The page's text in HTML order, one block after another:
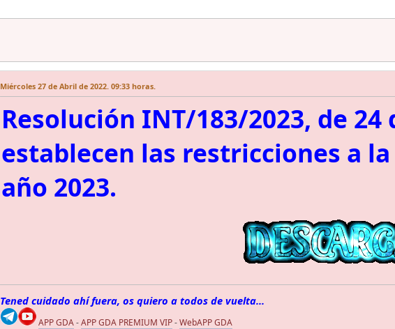
Miércoles 27 de Abril de 2022. 09:33 horas.
Resolución INT/183/2023, de
establecen las restricciones a
año 2023.
Tened cuidado ahí fuera, os quiero a todos de vuelta...
APP GDA-APP GDA PREMIUM VIP-WebAPP GDA